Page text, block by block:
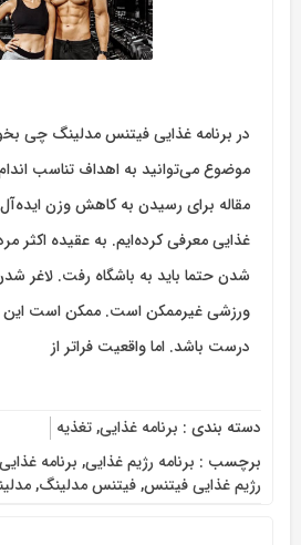
در برنامه غذایی فیتنس مدلینگ چی
موضوع می‌توانید به اهداف تناسب
مقاله برای رسیدن به کاهش وزن
غذایی معرفی کرده‌ایم. به عقیده اکثر
شدن حتما باید به باشگاه رفت. لاغر
ورزشی غیرممکن است. ممکن است این
درست باشد. اما واقعیت فراتر از
دسته بندی : برنامه غذایی,تغذیه
برچسب : برنامه رژیم غذایی, برنامه
رژیم غذایی فیتنس,فیتنس مدلینگ,